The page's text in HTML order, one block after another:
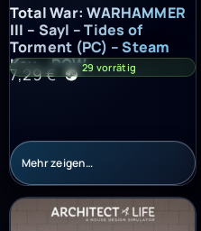
Total War: WARHAMMER III –
Total War: WARHAMMER
III – Sayl – Tides of
Torment (PC) – Steam
Key – ROW
7,29€ 29 vorrätig
Mehr zeigen…